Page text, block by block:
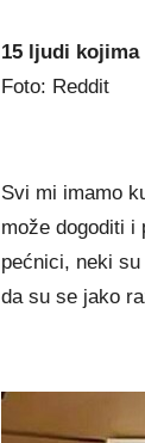
15 ljudi
Foto: Reddit
Svi mi imamo
može dogoditi i
pećnici, neki
da su se jako